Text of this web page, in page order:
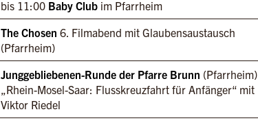
bis 11:00 Baby Club im Pfarrheim
The Chosen 6. Filmabend mit Glaubensaustausch
(Pfarrheim)
Junggebliebenen-Runde der Pfarre Brunn (Pfarrheim)
„Rhein-Mosel-Saar: Flusskreuzfahrt für Anfänger“ mit
Viktor Riedel